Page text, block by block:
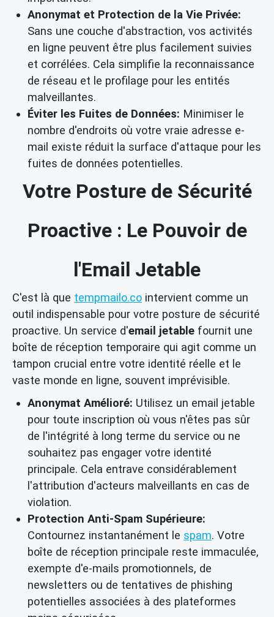
Anonymat et Protection de la Vie Privée:
Sans une couche d'abstraction, vos activités
en ligne peuvent être plus facilement suivies
et corrélées. Cela simplifie la reconnaissance
de réseau et le profilage pour les entités
malveillantes.
Éviter les Fuites de Données: Minimiser le
nombre d'endroits où votre vraie adresse e-
mail existe réduit la surface d'attaque pour les
fuites de données potentielles.
Votre Posture de Sécurité
Proactive : Le Pouvoir de
l'Email Jetable
C'est là que tempmailo.co intervient comme un
outil indispensable pour votre posture de sécurité
proactive. Un service d'email jetable fournit une
boîte de réception temporaire qui agit comme un
tampon crucial entre votre identité réelle et le
vaste monde en ligne, souvent imprévisible.
Anonymat Amélioré: Utilisez un email jetable
pour toute inscription où vous n'êtes pas sûr
de l'intégrité à long terme du service ou ne
souhaitez pas engager votre identité
principale. Cela entrave considérablement
l'attribution d'acteurs malveillants en cas de
violation.
Protection Anti-Spam Supérieure:
Contournez instantanément le spam. Votre
boîte de réception principale reste immaculée,
exempte d'e-mails promotionnels, de
newsletters ou de tentatives de phishing
potentielles associées à des plateformes